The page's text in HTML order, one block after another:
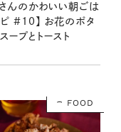
んのかわいい朝ごは
ピ #10】 お花のポタ
ープとトースト
FOOD